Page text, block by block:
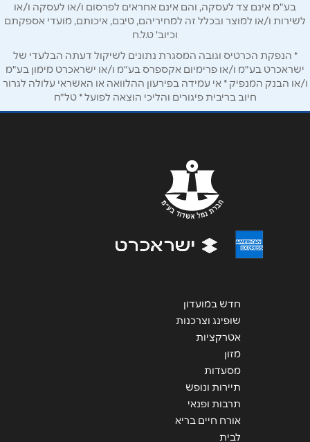
אימייל*
נושא*
אנא חזרו אלי בקשר ל...
שליחה
בע"מ אינם צד לעסקה, והם אינם אחראים לפרסום ו/או לעסקה ו/או
לשירות ו/או למוצר ובכלל זה למחיריהם, טיבם, איכותם, מועדי אספקתם
וכיוב' ט.ל.ח
* הנפקת הכרטיס וגובה המסגרת נתונים לשיקול דעתה הבלעדי של
ישראכרט בע"מ ו/או פרימיום אקספרס בע"מ ו/או ישראכרט מימון בע"מ
ו/או הבנק המנפיק * אי עמידה בפירעון ההלוואה או האשראי עלולה לגרור
חיוב בריבית פיגורים והליכי הוצאה לפועל * טל"ח
חדש במועדון
שופינג וצרכנות
אטרקציות
מזון
מסעדות
תיירות ונופש
תרבות ופנאי
אורח חיים בריא
לבית